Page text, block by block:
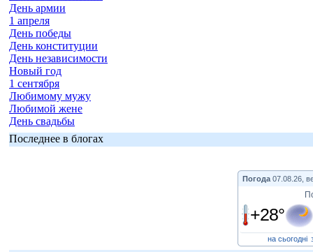
День армии
1 апреля
День победы
День конституции
День независимости
Новый год
1 сентября
Любимому мужу
Любимой жене
День свадьбы
Последнее в блогах
Погода 07.08.26,
+28°
на сьогодні